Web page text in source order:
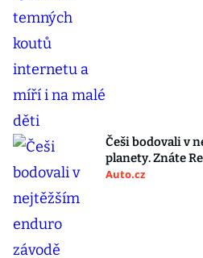
Češi bodovali v
planety. Znáte
Auto.cz